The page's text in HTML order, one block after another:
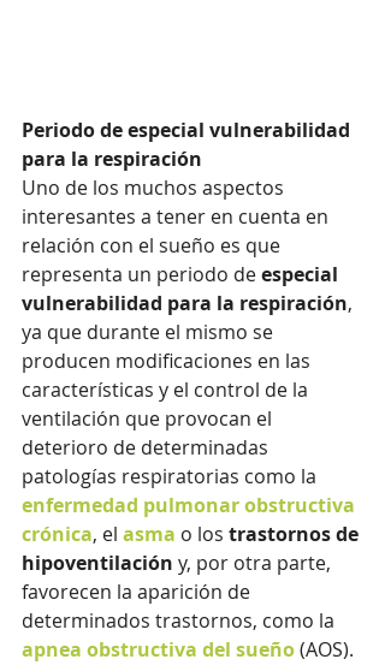
Periodo de especial vulnerabilidad
para la respiración
Uno de los muchos aspectos
interesantes a tener en cuenta en
relación con el sueño es que
representa un periodo de especial
vulnerabilidad para la respiración,
ya que durante el mismo se
producen modificaciones en las
características y el control de la
ventilación que provocan el
deterioro de determinadas
patologías respiratorias como la
enfermedad pulmonar obstructiva
crónica, el asma o los trastornos de
hipoventilación y, por otra parte,
favorecen la aparición de
determinados trastornos, como la
apnea obstructiva del sueño (AOS).